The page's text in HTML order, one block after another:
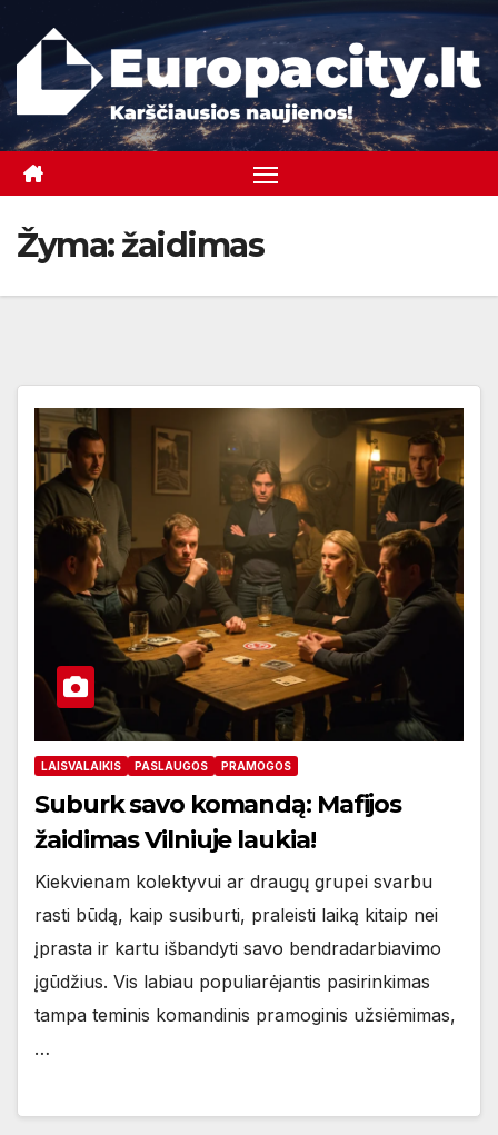
content
Žyma:žaidimas
LAISVALAIKIS PASLAUGOS PRAMOGOS
Suburk savo komandą: Mafijos
žaidimas Vilniuje laukia!
Kiekvienam kolektyvui ar draugų grupei svarbu
rasti būdą, kaip susiburti, praleisti laiką kitaip nei
įprasta ir kartu išbandyti savo bendradarbiavimo
įgūdžius. Vis labiau populiarėjantis pasirinkimas
tampa teminis komandinis pramoginis užsiėmimas,
…